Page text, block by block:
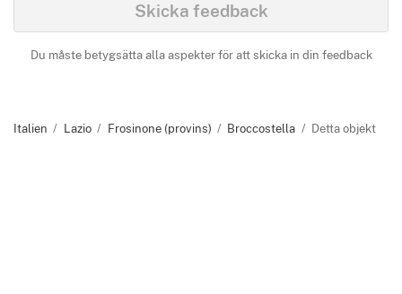
Skicka feedback
Du måste betygsätta alla aspekter för att skicka in din feedback
Italien Lazio Frosinone (provins) Broccostella Detta objekt